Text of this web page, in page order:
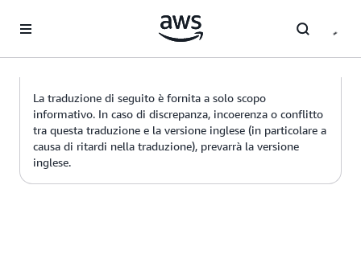
La traduzione di seguito è fornita a solo scopo
informativo. In caso di discrepanza, incoerenza o conflitto
tra questa traduzione e la versione inglese (in particolare a
causa di ritardi nella traduzione), prevarrà la versione
inglese.